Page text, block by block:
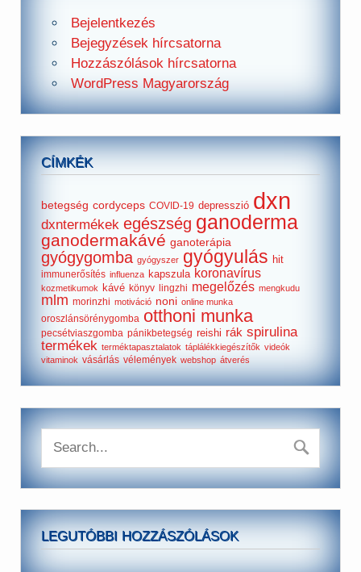
Bejelentkezés
Bejegyzések hírcsatorna
Hozzászólások hírcsatorna
WordPress Magyarország
CÍMKÉK
betegség cordyceps COVID-19 depresszió dxn
dxntermékek egészség ganoderma
ganodermakávé ganoterápia
gyógygomba gyógyszer gyógyulás hit
immunerősítés influenza kapszula koronavírus
kozmetikumok kávé könyv lingzhi megelőzés mengkudu
mlm morinzhi motiváció noni online munka
oroszlánsörénygomba otthoni munka
pecsétviaszgomba pánikbetegség reishi rák spirulina
termékek terméktapasztalatok táplálékkiegészítők videók
vitaminok vásárlás vélemények webshop átverés
LEGUTÓBBI HOZZÁSZÓLÁSOK